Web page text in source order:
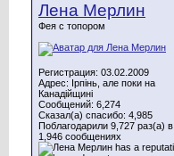
Лена Мерлин
Фея с топором
Регистрация: 03.02.2009
Адрес: Ірпінь, але поки на
Канадійщині
Сообщений: 6,274
Сказал(а) спасибо: 4,985
Поблагодарили 9,727 раз(а) в
1,946 сообщениях